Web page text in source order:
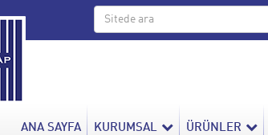
ANA SAYFA KURUMSAL ÜRÜNLER